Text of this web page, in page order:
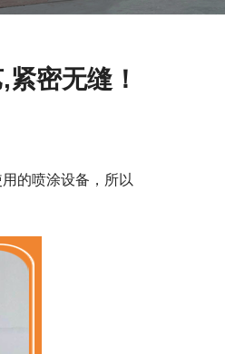
密无缝！
的喷涂设备，所以